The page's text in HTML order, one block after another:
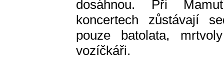
dosáhnou. Při
koncertech zůstávají
pouze batolata,
vozíčkáři.